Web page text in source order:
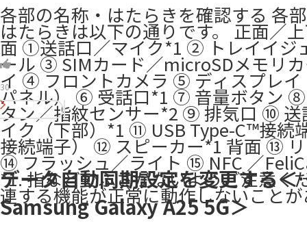
各部の名称・はたらきを確認する 各
はたらきは以下の通りです。 正面／
面 ①送話口／マイク*1 ② トレイイジ
ール ③ SIMカード／microSDメモリ
イ ④ フロントカメラ ⑤ ディスプレイ
パネル） ⑥ 受話口*1 ⑦ 音量ボタン
タン／指紋センサー*2 ⑨ 排気口 ⑩ 送
イク（下部）*1 ⑪ USB Type-C™接続
接続端子） ⑫ スピーカー*1 背面 ⑬
⑭ フラッシュ／ライト ⑮ NFC ／
*1. 指などでふさがないようご注意く
連する機能が正常に動作しないこと
30
データ自動同期設定を変更する＜
Samsung Galaxy A25 5G＞